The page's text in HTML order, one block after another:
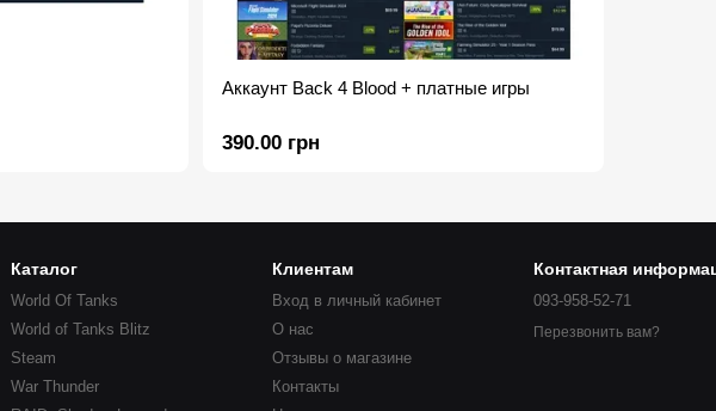
Аккаунт Back 4 Blood + платные игры
390.00 грн
Каталог
World Of Tanks
World of Tanks Blitz
Steam
War Thunder
Клиентам
Вход в личный кабинет
О нас
Отзывы о магазине
Контакты
Контактная
093-958-52-71
Перезвонить вам?